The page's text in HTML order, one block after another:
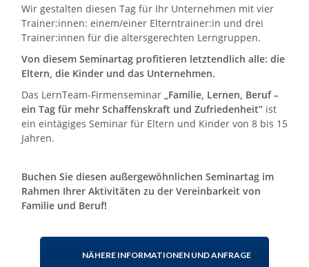
Wir gestalten diesen Tag für Ihr Unternehmen mit vier
Trainer:innen: einem/einer Elterntrainer:in und drei
Trainer:innen für die altersgerechten Lerngruppen.
Von diesem Seminartag profitieren letztendlich alle: die
Eltern, die Kinder und das Unternehmen.
Das LernTeam-Firmenseminar „Familie, Lernen, Beruf –
ein Tag für mehr Schaffenskraft und Zufriedenheit” ist
ein eintägiges Seminar für Eltern und Kinder von 8 bis 15
Jahren.
Buchen Sie diesen außergewöhnlichen Seminartag im
Rahmen Ihrer Aktivitäten zu der Vereinbarkeit von
Familie und Beruf!
NÄHERE INFORMATIONEN UND ANFRAGE